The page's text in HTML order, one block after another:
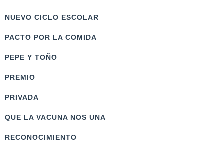
NUEVO CICLO ESCOLAR
PACTO POR LA COMIDA
PEPE Y TOÑO
PREMIO
PRIVADA
QUE LA VACUNA NOS UNA
RECONOCIMIENTO